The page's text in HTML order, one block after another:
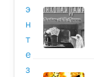
э
н
т
е
з